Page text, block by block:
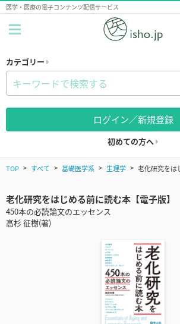
医学・医療の電子コンテンツ配信サービス
カテゴリー
ログイン／新規登録
初めての方へ
TOP すべて 基礎医学系 生理学 老化研究をは
老化研究をはじめる前に読む本【電子版】
450本の必読論文のエッセンス
高杉 征樹(著)